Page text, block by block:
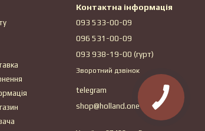
Контактна інформація
093 533-00-09
096 531-00-09
093 938-19-00 (гурт)
Зворотний дзвінок
telegram
shop@holland.one